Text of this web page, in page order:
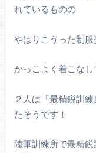
れているものの
やはりこうった制服
かっこよく着こなし
２人は「最精鋭訓
たそうです！
陸軍訓練所で最精